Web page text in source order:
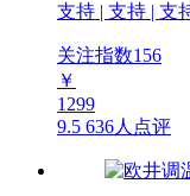
支持 | 支持 | 支
关注指数156
￥
1299
9.5 636人点评